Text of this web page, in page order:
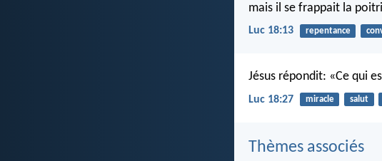
mais il se frappait la
Luc 18:13 repentance
Jésus répondit: «Ce qui
Luc 18:27 miracle salut
Thèmes associés